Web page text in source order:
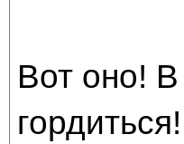
Вот оно!